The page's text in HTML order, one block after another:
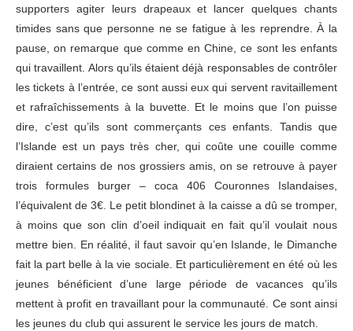
supporters agiter leurs drapeaux et lancer quelques chants
timides sans que personne ne se fatigue à les reprendre. À la
pause, on remarque que comme en Chine, ce sont les enfants
qui travaillent. Alors qu’ils étaient déjà responsables de contrôler
les tickets à l’entrée, ce sont aussi eux qui servent ravitaillement
et rafraîchissements à la buvette. Et le moins que l’on puisse
dire, c’est qu’ils sont commerçants ces enfants. Tandis que
l’Islande est un pays très cher, qui coûte une couille comme
diraient certains de nos grossiers amis, on se retrouve à payer
trois formules burger – coca 406 Couronnes Islandaises,
l’équivalent de 3€. Le petit blondinet à la caisse a dû se tromper,
à moins que son clin d’oeil indiquait en fait qu’il voulait nous
mettre bien. En réalité, il faut savoir qu’en Islande, le Dimanche
fait la part belle à la vie sociale. Et particulièrement en été où les
jeunes bénéficient d’une large période de vacances qu’ils
mettent à profit en travaillant pour la communauté. Ce sont ainsi
les jeunes du club qui assurent le service les jours de match.